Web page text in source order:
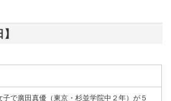
子で廣田真優（東京・杉並学院中２年）が５